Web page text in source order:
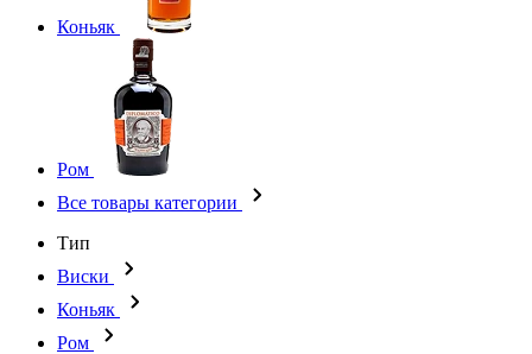
Коньяк
Ром
Все товары категории
Тип
Виски
Коньяк
Ром